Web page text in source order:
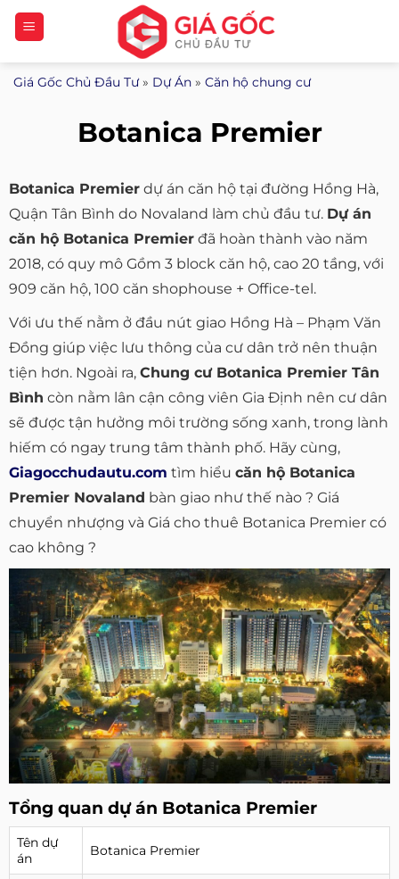
Bỏ
qua
nội
dung
Giá Gốc Chủ Đầu Tư» Dự Án » Căn hộ chung cư
Botanica Premier
Botanica Premier dự án căn hộ tại đường Hồng Hà,
Quận Tân Bình do Novaland làm chủ đầu tư. Dự án
căn hộ Botanica Premier đã hoàn thành vào năm
2018, có quy mô Gồm 3 block căn hộ, cao 20 tầng, với
909 căn hộ, 100 căn shophouse + Office-tel.
Với ưu thế nằm ở đầu nút giao Hồng Hà – Phạm Văn
Đồng giúp việc lưu thông của cư dân trở nên thuận
tiện hơn. Ngoài ra, Chung cư Botanica Premier Tân
Bình còn nằm lân cận công viên Gia Định nên cư dân
sẽ được tận hưởng môi trường sống xanh, trong lành
hiếm có ngay trung tâm thành phố. Hãy cùng,
Giagocchudautu.com tìm hiểu căn hộ Botanica
Premier Novaland bàn giao như thế nào ? Giá
chuyển nhượng và Giá cho thuê Botanica Premier có
cao không ?
Tổng quan dự án Botanica Premier
Tên dự
án
Botanica Premier